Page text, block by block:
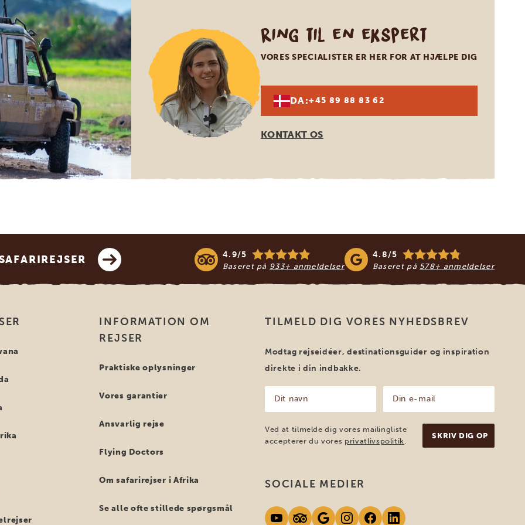
Ring til en ekspert
VORES SPECIALISTER ER HER FOR AT HJÆLPE DIG
DA:+45 89 88 83 62
KONTAKT OS
4.9/5
Baseret på 933+ anmeldelser
4.8/5
Baseret på 578+ anmeldelser
INFORMATION OM
REJSER
Praktiske oplysninger
Vores garantier
Ansvarlig rejse
Flying Doctors
Om safarirejser i Afrika
Se alle ofte stillede spørgsmål
TILMELD DIG VORES NYHEDSBREV
Modtag rejseidéer, destinationsguider og inspiration
direkte i din indbakke.
navn
(Påkrævet)
mail
(Påkrævet)
Ved at tilmelde dig vores mailingliste
accepterer du vores privatlivspolitik.
SOCIALE MEDIER